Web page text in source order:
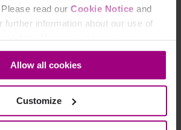
read our Cookie Notice and
further information about our use of
data. You may change your
through the settings icon at the
on the webpage.
Allow all cookies
Customize
Daten sind der